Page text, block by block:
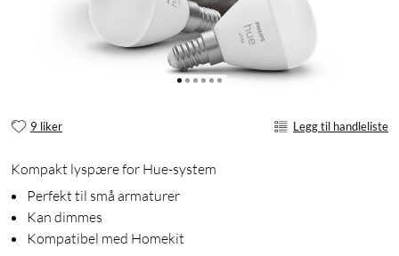
9 liker Legg til handleliste
Kompakt lyspære for Hue-system
Perfekt til små armaturer
Kan dimmes
Kompatibel med Homekit